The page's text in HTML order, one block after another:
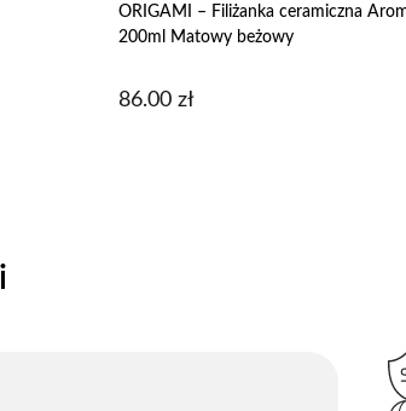
ORIGAMI – Filiżanka ceramiczna
200ml Matowy beżowy
86.00 zł